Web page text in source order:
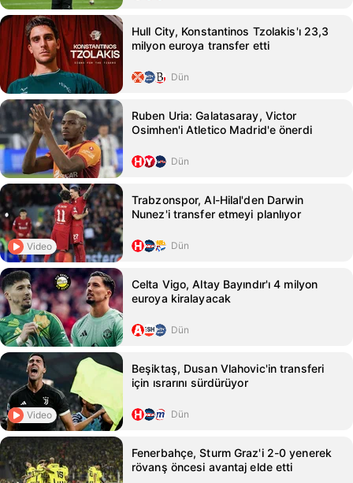
Hull City, Konstantinos Tzolakis'ı 23,3
milyon euroya transfer etti
Dün
Ruben Uria: Galatasaray, Victor
Osimhen'i Atletico Madrid'e önerdi
Dün
Video
Trabzonspor, Al-Hilal'den Darwin
Nunez'i transfer etmeyi planlıyor
Dün
Celta Vigo, Altay Bayındır'ı 4 milyon
euroya kiralayacak
Dün
Video
Beşiktaş, Dusan Vlahovic'in transferi
için ısrarını sürdürüyor
Dün
Fenerbahçe, Sturm Graz'i 2-0 yenerek
rövanş öncesi avantaj elde etti